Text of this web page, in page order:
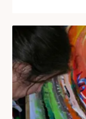
Referenten (m/w/d)
Kursnummer
Kategorien
Point Zero